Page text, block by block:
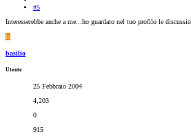
#5
Interesserebbe anche a me...ho guardato nel tuo profilo le
B
basilio
Utente
25 Febbraio 2004
4,203
0
915